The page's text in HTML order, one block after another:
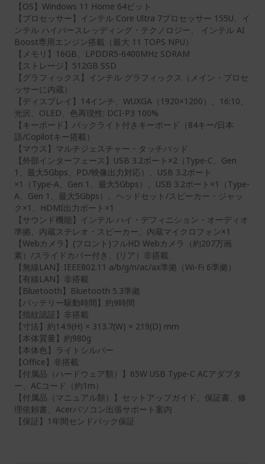
【OS】Windows 11 Home 64ビット
【プロセッサー】インテル Core Ultra 7プロセッサー 155U、イ
ンテル ハイパースレッディング・テクノロジー、 インテル AI
Boost専用エンジン搭載（最大 11 TOPS NPU）
【メモリ】16GB、LPDDR5-6400MHz SDRAM
【ストレージ】512GB SSD
【グラフィックス】インテル グラフィックス（メイン・プロセ
ッサーに内蔵）
【ディスプレイ】14インチ、WUXGA（1920×1200）、16:10、
光沢、OLED、色再現性: DCI-P3 100%
【キーボード】バックライト付きキーボード（84キー/日本
語/Copilotキー搭載）
【マウス】マルチジェスチャー・タッチパッド
【外部インターフェース】USB 3.2ポート×2（Type-C、Gen
1、最大5Gbps、PD/映像出力対応）、USB 3.2ポート
×1（Type-A、Gen 1、最大5Gbps）、USB 3.2ポート×1（Type-
A、Gen 1、最大5Gbps）、ヘッドセット/スピーカー・ジャッ
ク×1、HDMI出力ポート×1
【サウンド機能】インテル ハイ・デフィニション・オーディオ
準拠、内蔵ステレオ・スピーカー、内蔵マイクロフォン×1
【Webカメラ】(フロント)フルHD Webカメラ（約207万画
素）/スライドカバー付き、(リア）非搭載
【無線LAN】IEEE802.11 a/b/g/n/ac/ax準拠（Wi-Fi 6準拠）
【有線LAN】非搭載
【Bluetooth】Bluetooth 5.3準拠
【バッテリー駆動時間】約9時間
【指紋認証】非搭載
【寸法】約14.9(H) × 313.7(W) × 219(D) mm
【本体質量】約980g
【本体色】ライトシルバー
【Office】非搭載
【付属品（ハードウェア類）】65W USB Type-C ACアダプタ
ー、ACコード（約1m）
【付属品（マニュアル類）】セットアップガイド、保証書、修
理依頼書、Acerパソコン出張サポート案内
【保証】1年間センドバック保証